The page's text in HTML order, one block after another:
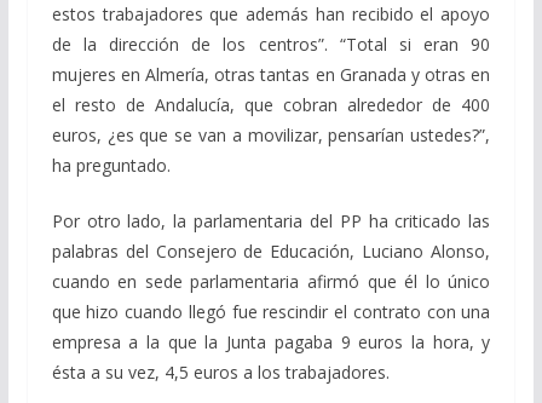
estos trabajadores que además han recibido el apoyo
de la dirección de los centros”. “Total si eran 90
mujeres en Almería, otras tantas en Granada y otras en
el resto de Andalucía, que cobran alrededor de 400
euros, ¿es que se van a movilizar, pensarían ustedes?”,
ha preguntado.
Por otro lado, la parlamentaria del PP ha criticado las
palabras del Consejero de Educación, Luciano Alonso,
cuando en sede parlamentaria afirmó que él lo único
que hizo cuando llegó fue rescindir el contrato con una
empresa a la que la Junta pagaba 9 euros la hora, y
ésta a su vez, 4,5 euros a los trabajadores.